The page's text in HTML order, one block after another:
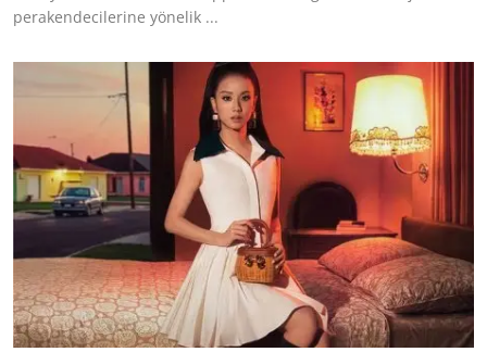
perakendecilerine yönelik ...